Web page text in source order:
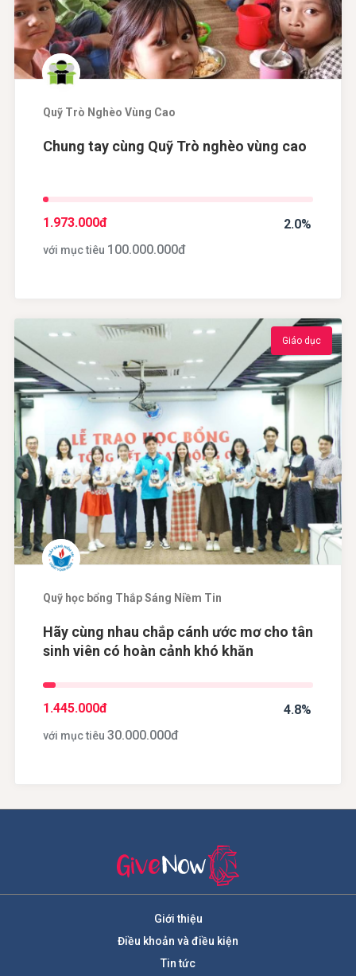
Quỹ Trò Nghèo Vùng Cao
Chung tay cùng Quỹ Trò nghèo vùng cao
2.0%
1.973.000đ
với mục tiêu 100.000.000đ
Giáo dục
Quỹ học bổng Thắp Sáng Niềm Tin
Hãy cùng nhau chắp cánh ước mơ cho tân
sinh viên có hoàn cảnh khó khăn
4.8%
1.445.000đ
với mục tiêu 30.000.000đ
Giới thiệu
Điều khoản và điều kiện
Tin tức